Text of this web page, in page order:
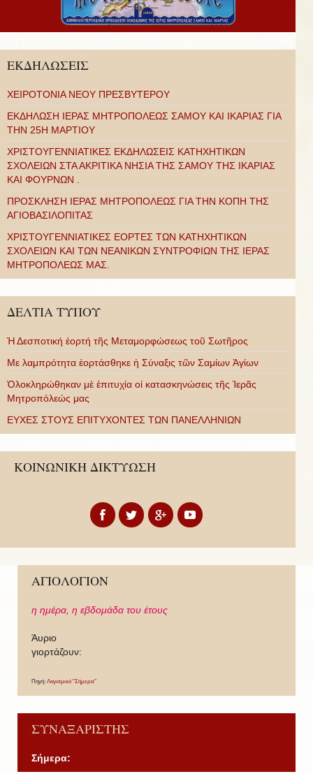
ΕΚΔΗΛΩΣΕΙΣ
ΧΕΙΡΟΤΟΝΙΑ ΝΕΟΥ ΠΡΕΣΒΥΤΕΡΟΥ
ΕΚΔΗΛΩΣΗ ΙΕΡΑΣ ΜΗΤΡΟΠΟΛΕΩΣ ΣΑΜΟΥ ΚΑΙ ΙΚΑΡΙΑΣ ΓΙΑ
ΤΗΝ 25Η ΜΑΡΤΙΟΥ
ΧΡΙΣΤΟΥΓΕΝΝΙΑΤΙΚΕΣ ΕΚΔΗΛΩΣΕΙΣ ΚΑΤΗΧΗΤΙΚΩΝ
ΣΧΟΛΕΙΩΝ ΣΤΑ ΑΚΡΙΤΙΚΑ ΝΗΣΙΑ ΤΗΣ ΣΑΜΟΥ ΤΗΣ ΙΚΑΡΙΑΣ
ΚΑΙ ΦΟΥΡΝΩΝ .
ΠΡΟΣΚΛΗΣΗ ΙΕΡΑΣ ΜΗΤΡΟΠΟΛΕΩΣ ΓΙΑ ΤΗΝ ΚΟΠΗ ΤΗΣ
ΑΓΙΟΒΑΣΙΛΟΠΙΤΑΣ
ΧΡΙΣΤΟΥΓΕΝΝΙΑΤΙΚΕΣ ΕΟΡΤΕΣ ΤΩΝ ΚΑΤΗΧΗΤΙΚΩΝ
ΣΧΟΛΕΙΩΝ ΚΑΙ ΤΩΝ ΝΕΑΝΙΚΩΝ ΣΥΝΤΡΟΦΙΩΝ ΤΗΣ ΙΕΡΑΣ
ΜΗΤΡΟΠΟΛΕΩΣ ΜΑΣ.
ΔΕΛΤΙΑ ΤΥΠΟΥ
Ἡ Δεσποτική ἑορτή τῆς Μεταμορφώσεως τοῦ Σωτῆρος
Με λαμπρότητα ἑορτάσθηκε ἡ Σύναξις τῶν Σαμίων Ἁγίων
Ὁλοκληρώθηκαν μὲ ἐπιτυχία οἱ κατασκηνώσεις τῆς Ἱερᾶς
Μητροπόλεώς μας
ΕΥΧΕΣ ΣΤΟΥΣ ΕΠΙΤΥΧΟΝΤΕΣ ΤΩΝ ΠΑΝΕΛΛΗΝΙΩΝ
ΚΟΙΝΩΝΙΚΗ ΔΙΚΤΥΩΣΗ
ΑΓΙΟΛΟΓΙΟΝ
η ημέρα, η εβδομάδα του έτους
Άυριο
γιορτάζουν:
Πηγή: Λογισμικό "Σήμερα"
ΣΥΝΑΞΑΡΙΣΤΗΣ
Σήμερα: